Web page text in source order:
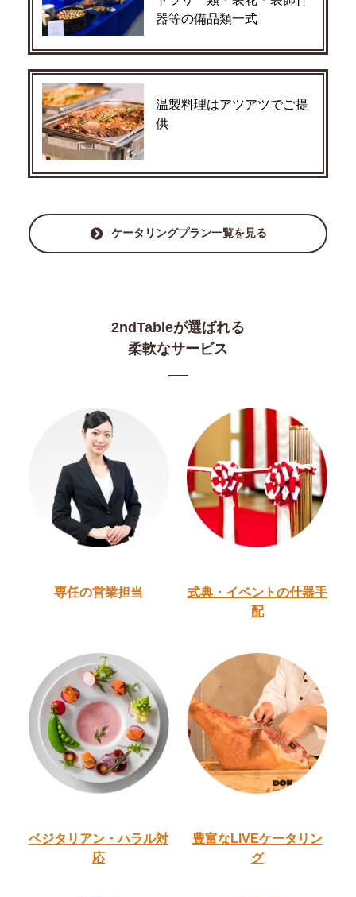
器等の備品類一式
温製料理はアツアツでご提
供
ケータリングプラン一覧を見る
2ndTableが選ばれる
柔軟なサービス
専任の営業担当 式典・イベントの什器手
配
ベジタリアン・ハラル対
応
豊富なLIVEケータリン
グ